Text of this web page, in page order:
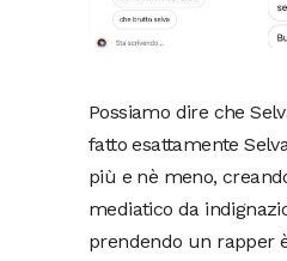
Possiamo dire che
fatto esattamente
più e nè meno,
mediatico da
prendendo un rapper